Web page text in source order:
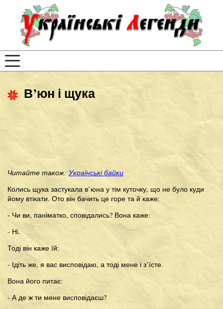
В’юн і щука
Читайте також: Українські байки
Колись щука застукала в’юна у тім куточку, що не було куди
йому втікати. Ото він бачить це горе та й каже:
- Чи ви, паніматко, сповідались? Вона каже:
- Ні.
Тоді він каже їй:
- Ідіть же, я вас висповідаю, а тоді мене і з’їсте.
Вона його питає:
- А де ж ти мене висповідаєш?